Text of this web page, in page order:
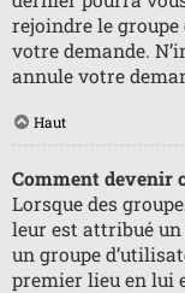
rejoindre le groupe
votre demande.
annule votre
Haut
Comment devenir
Lorsque des
leur est attribué un
un groupe
premier lieu en lui